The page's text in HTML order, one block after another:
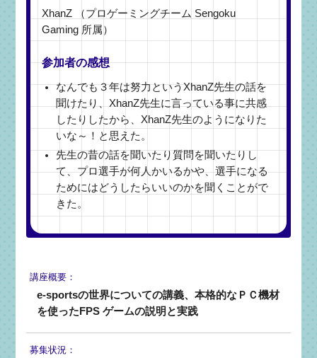
XhanZ （プロゲーミングチーム Sengoku
Gaming 所属）
参加者の感想
なんでも３年は努力というXhanZ先生の話を
聞けたり、XhanZ先生に言っている事に共感
したりしたから、XhanZ先生のようになりた
いな～！と思えた。
先生の昔の話を聞いたり質問を聞いたりし
て、プロ選手が何人かいるかや、選手になる
ためにはどうしたらいいのかを聞くことがで
きた。
講座概要：
e-sportsの世界についての講義、本格的なＰＣ機材
を使ったFPS ゲームの説明と実践
募集状況：